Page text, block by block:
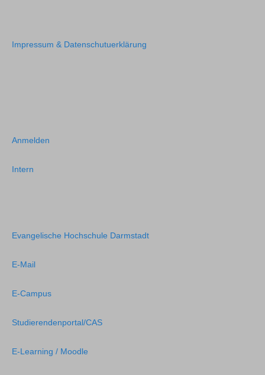
Impressum & Datenschutuerklärung
Anmelden
Intern
Evangelische Hochschule Darmstadt
E-Mail
E-Campus
Studierendenportal/CAS
E-Learning / Moodle